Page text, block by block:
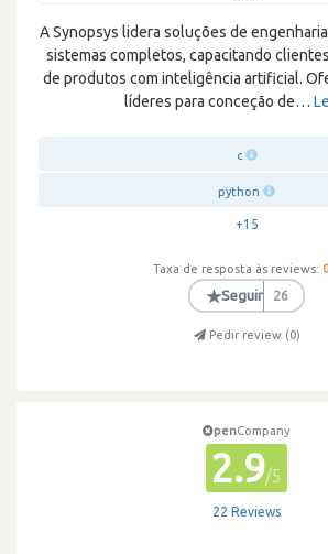
A Synopsys lidera soluções de
sistemas completos, capacitando
de produtos com inteligência artificial.
líderes para conceção de…
c
python
+15
Taxa de resposta às reviews: 0
★Seguir 26
Pedir review (0)
penCompany
2.9/5
22 Reviews